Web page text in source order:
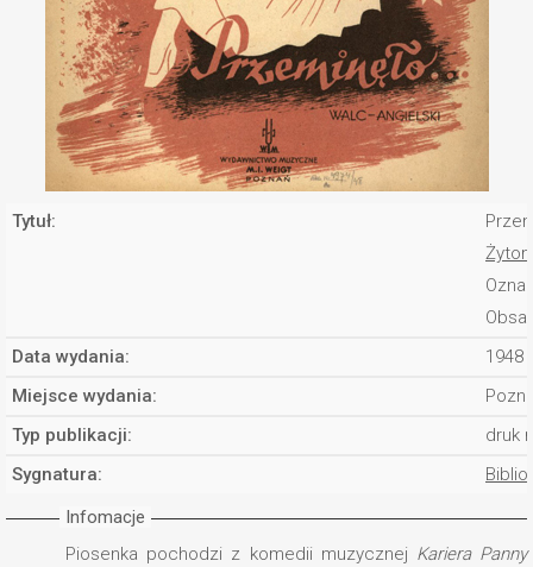
Tytuł:
Data wydania:
1948
Miejsce wydania:
Typ publikacji:
druk
Sygnatura:
Infomacje
Piosenka pochodzi z komedii muzycznej Kariera Panny